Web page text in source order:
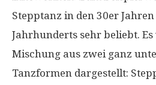
Stepptanz in den 30er Jahren
Jahrhunderts sehr beliebt.
Mischung aus zwei ganz
Tanzformen dargestellt: